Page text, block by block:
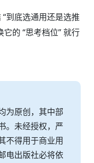
到底选通用还是选推
的 “思考档位” 就行
为原创，其中部
。未经授权，严
不得用于商业用
电出版社必将依